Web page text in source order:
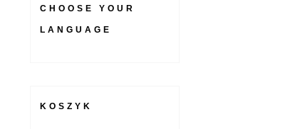
CHOOSE YOUR
LANGUAGE
KOSZYK